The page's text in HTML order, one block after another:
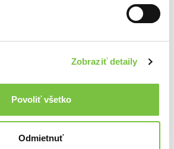
Zobraziť detaily
Povoliť všetko
Odmietnuť
15,10€
Viac z tejto kategórie